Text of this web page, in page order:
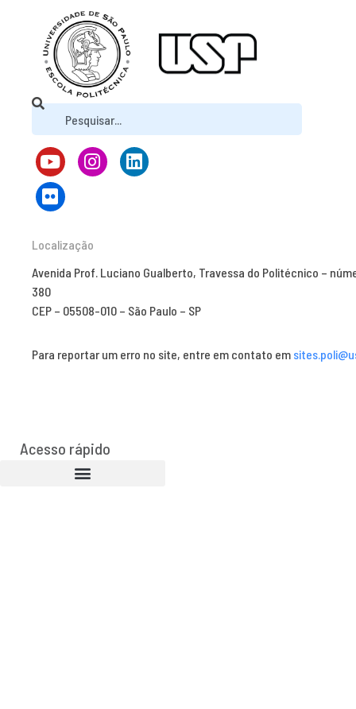
Localização
Avenida Prof. Luciano Gualberto, Travessa do Politécnico –
380
CEP – 05508-010 – São Paulo – SP
Para reportar um erro no site, entre em contato em
Acesso rápido